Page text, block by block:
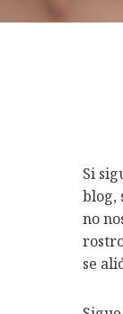
Si
blog,
no
se